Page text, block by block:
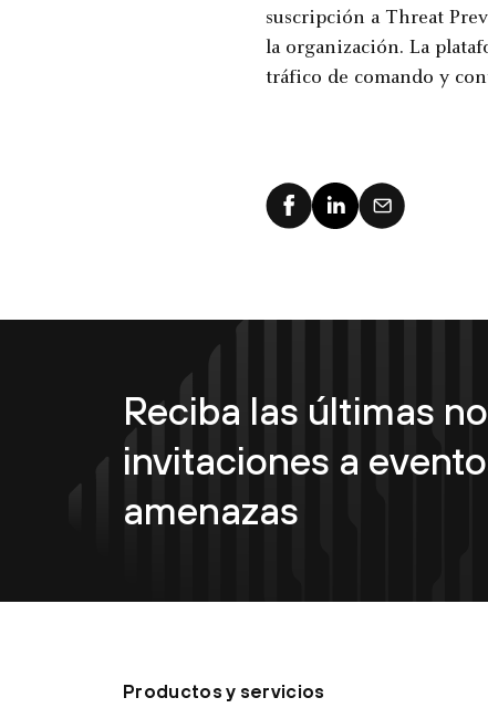
suscripción a Threat
la organización. La
tráfico de comando y
Reciba las últimas
invitaciones a
amenazas
Productos y servicios